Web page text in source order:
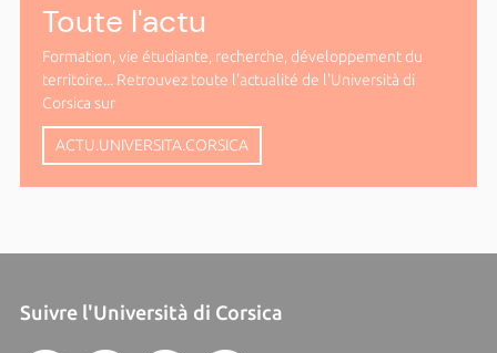
Toute l'actu
Formation, vie étudiante, recherche, développement du
territoire... Retrouvez toute l'actualité de l'Università di
Corsica sur
ACTU.UNIVERSITA.CORSICA
Suivre l'Università di Corsica